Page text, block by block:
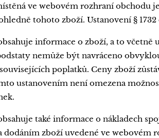
ve webovém rozhraní
tohoto zboží. Ustanovení § 1732
informace o zboží, a to včetně
nemůže být navráceno
poplatků. Ceny zboží
ustanovením není omezena
také informace o nákladech
dodáním zboží uvedené ve